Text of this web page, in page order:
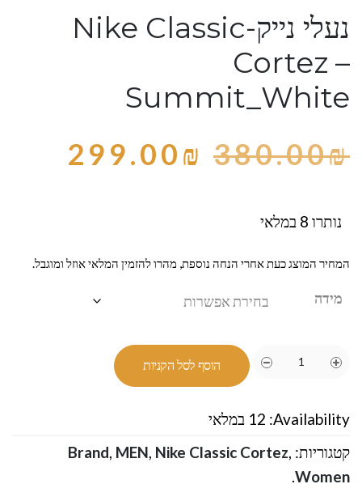
נעלי נייק-Nike Classic
Cortez –
Summit_White
380.00₪
299.00₪
נותרו 8 במלאי
המחיר המוצג כעת אחרי הנחה נוספת, מהרו להזמין המלאי אוזל ומוגבל.
מידה
הוסף לסל הקניות
Availability: 12 במלאי
קטגוריות:
Brand, MEN, Nike Classic Cortez,
Women
.